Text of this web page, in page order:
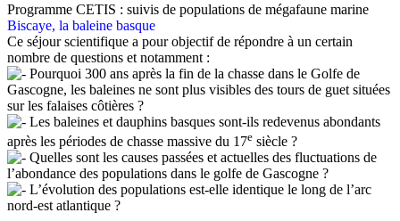
Programme CETIS : suivis de populations de mégafaune marine
Biscaye, la baleine basque
Ce séjour scientifique a pour objectif de répondre à un certain
nombre de questions et notamment :
Pourquoi 300 ans après la fin de la chasse dans le Golfe de
Gascogne, les baleines ne sont plus visibles des tours de guet situées
sur les falaises côtières ?
Les baleines et dauphins basques sont-ils redevenus abondants
après les périodes de chasse massive du 17e siècle ?
Quelles sont les causes passées et actuelles des fluctuations de
l’abondance des populations dans le golfe de Gascogne ?
L’évolution des populations est-elle identique le long de l’arc
nord-est atlantique ?